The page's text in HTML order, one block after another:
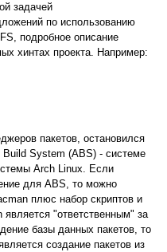
задачей
по использованию
подробное описание
хинтах проекта. Например:
пакетов, остановился
System (ABS) - системе
Arch Linux. Если
для ABS, то можно
плюс набор скриптов и
"ответственным" за
базы данных пакетов, то
создание пакетов из